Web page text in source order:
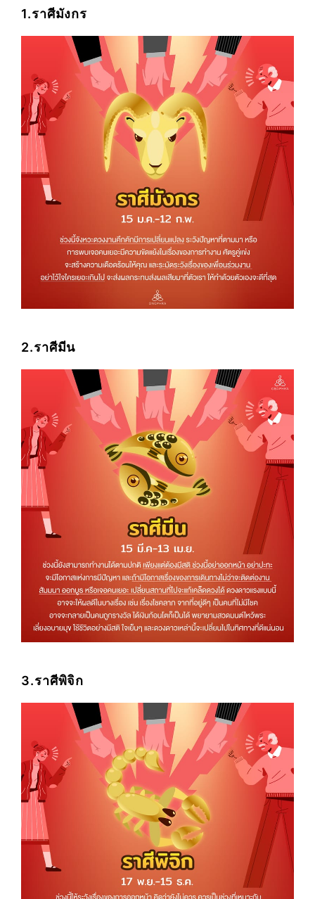
1.ราศีมังกร
2.ราศีมีน
3.ราศีพิจิก